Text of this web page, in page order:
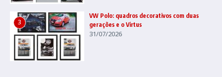
3
VW Polo: quadros decorativos com duas
gerações e o Virtus
31/07/2026